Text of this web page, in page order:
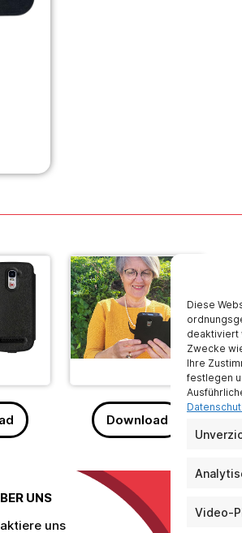
Diese
deaktiviert
Zwecke
Ihre
festlegen
Video-
Download
UNS
uns